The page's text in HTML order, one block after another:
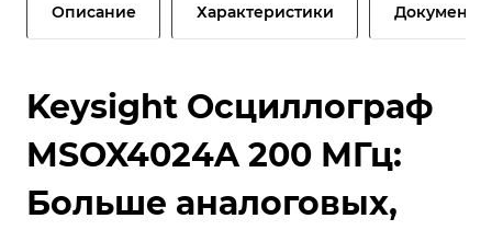
Описание Характеристики Документы
Keysight Осциллограф
MSOX4024A 200 МГц:
Больше аналоговых,